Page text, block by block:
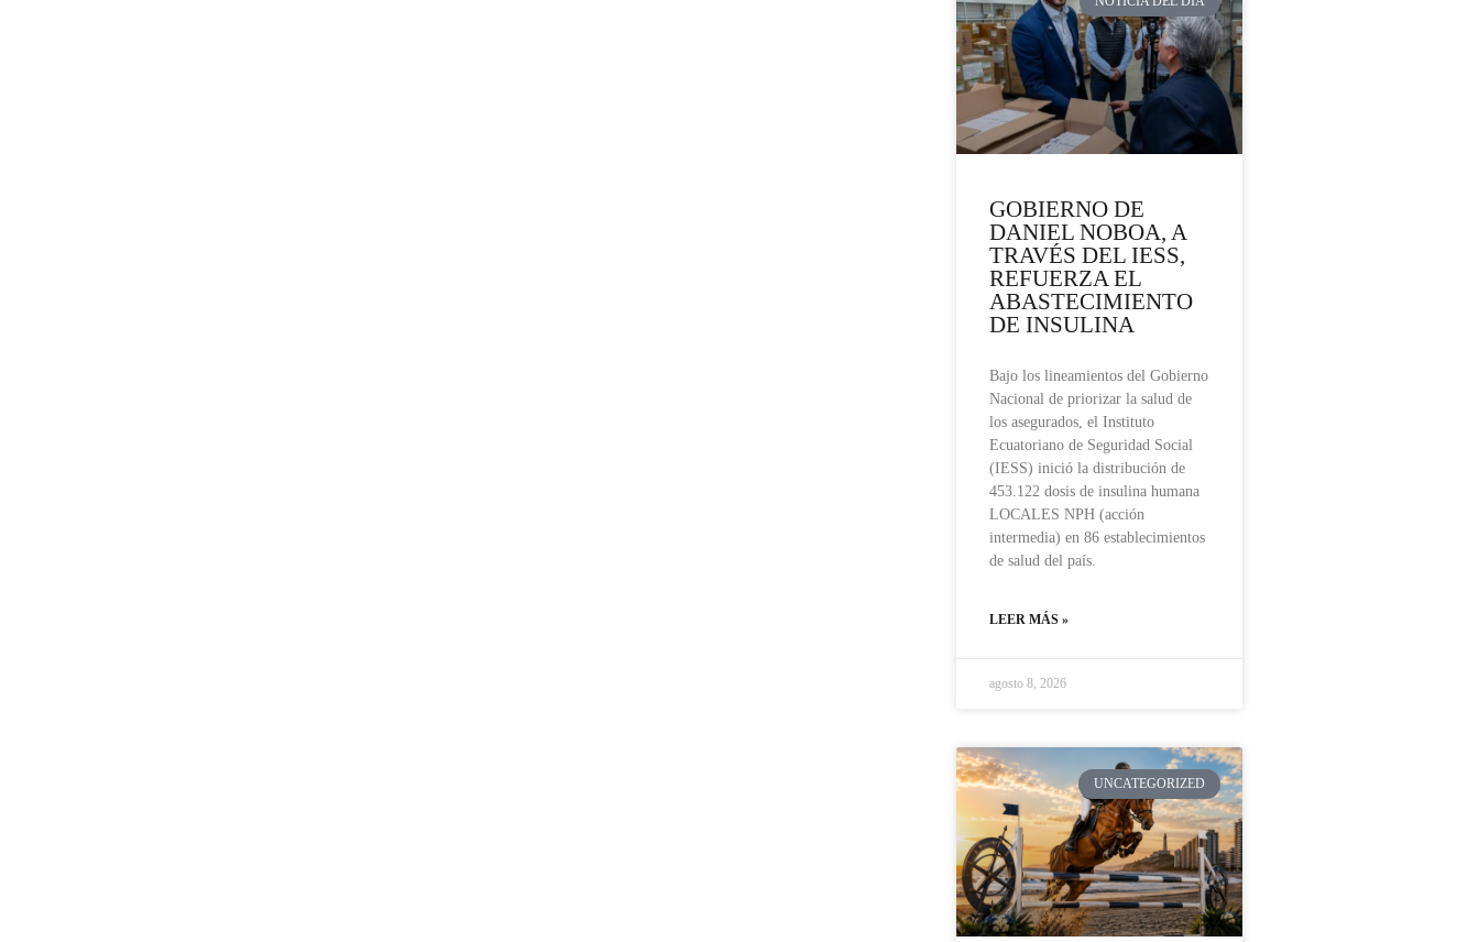
GOBIERNO DE
DANIEL NOBOA, A
TRAVÉS DEL IESS,
REFUERZA EL
ABASTECIMIENTO
DE INSULINA
Bajo los lineamientos del Gobierno
Nacional de priorizar la salud de
los asegurados, el Instituto
Ecuatoriano de Seguridad Social
(IESS) inició la distribución de
453.122 dosis de insulina humana
LOCALES NPH (acción
intermedia) en 86 establecimientos
de salud del país.
LEER MÁS »
agosto 8, 2026
UNCATEGORIZED